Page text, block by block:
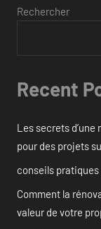
Rechercher
Recent
Les secrets
pour des projets
conseils
Comment la
valeur de votre